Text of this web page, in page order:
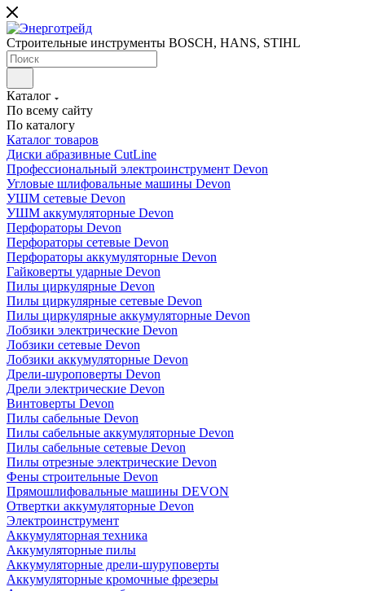
Строительные инструменты BOSCH, HANS, STIHL
Каталог
По всему сайту
По каталогу
Каталог товаров
Диски абразивные CutLine
Профессиональный электроинструмент Devon
Угловые шлифовальные машины Devon
УШМ сетевые Devon
УШМ аккумуляторные Devon
Перфораторы Devon
Перфораторы сетевые Devon
Перфораторы аккумуляторные Devon
Гайковерты ударные Devon
Пилы циркулярные Devon
Пилы циркулярные сетевые Devon
Пилы циркулярные аккумуляторные Devon
Лобзики электрические Devon
Лобзики сетевые Devon
Лобзики аккумуляторные Devon
Дрели-шуроповерты Devon
Дрели электрические Devon
Винтоверты Devon
Пилы сабельные Devon
Пилы сабельные аккумуляторные Devon
Пилы сабельные сетевые Devon
Пилы отрезные электрические Devon
Фены строительные Devon
Прямошлифовальные машины DEVON
Отвертки аккумуляторные Devon
Электроинструмент
Аккумуляторная техника
Аккумуляторные пилы
Аккумуляторные дрели-шуруповерты
Аккумуляторные кромочные фрезеры